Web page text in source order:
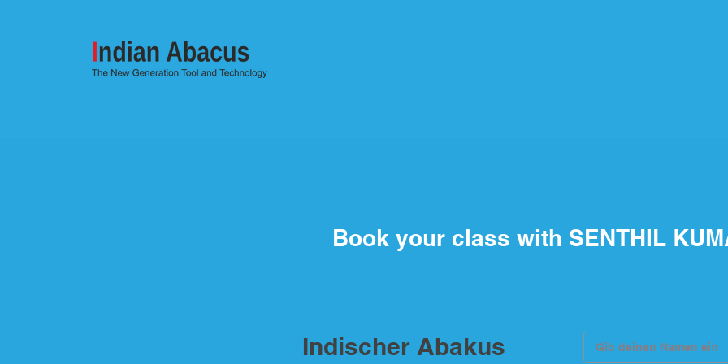
Book your class with SENTHIL
Indischer Abakus